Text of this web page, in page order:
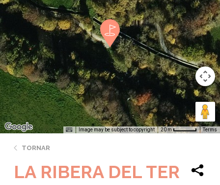
Image may be subject to copyright 20 m Terms
TORNAR
LA RIBERA DEL TER